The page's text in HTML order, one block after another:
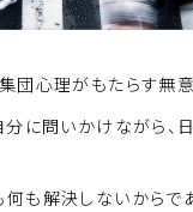
集団心理がもたらす
に問いかけながら、
も解決しないからで